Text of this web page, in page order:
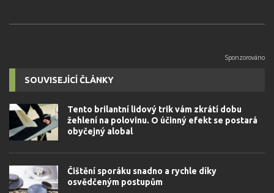
SOUVISEJÍCÍ ČLÁNKY
Tento brilantní lidový trik vám zkrátí dobu
žehlení na polovinu. O účinný efekt se postará
obyčejný alobal
Čištění sporáku snadno a rychle díky
osvědčeným postupům